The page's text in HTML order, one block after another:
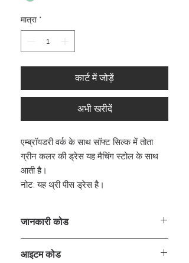
मात्रा *
कार्ट में जोड़ें
अभी खरीदें
एम्ब्रॉयडरी वर्क के साथ सॉफ्ट सिल्क में तोता
ग्रीन कलर की ड्रेस यह मैचिंग स्टोल के साथ
आती है।
नोट: यह थ्री पीस ड्रेस है।
जानकारी कोड
आइटम कोड